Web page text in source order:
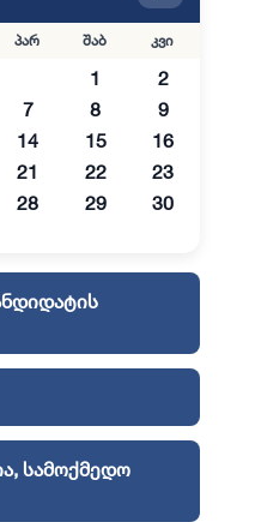
პარ შაბ კვი
1
2
7 8
9
14 15
16
21 22
23
28 29
30
სამოქმედო